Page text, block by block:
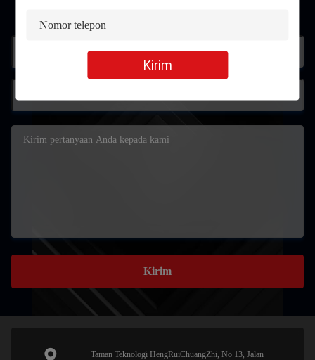
Kirim
Kirim
Taman Teknologi HengRuiChuangZhi, No 13, Jalan